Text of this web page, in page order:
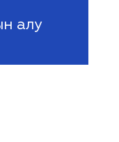
алу